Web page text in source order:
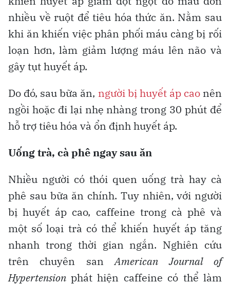
nhiều về ruột để tiêu hóa thức ăn. Nằm sau
khi ăn khiến việc phân phối máu càng bị rối
loạn hơn, làm giảm lượng máu lên não và
gây tụt huyết áp.
Do đó, sau bữa ăn, người bị huyết áp caonên
ngồi hoặc đi lại nhẹ nhàng trong 30 phút để
hỗ trợ tiêu hóa và ổn định huyết áp.
Uống trà, cà phê ngay sau ăn
Nhiều người có thói quen uống trà hay cà
phê sau bữa ăn chính. Tuy nhiên, với người
bị huyết áp cao, caffeine trong cà phê và
một số loại trà có thể khiến huyết áp tăng
nhanh trong thời gian ngắn. Nghiên cứu
trên chuyên sanAmerican Journal of
Hypertension phát hiện caffeine có thể làm